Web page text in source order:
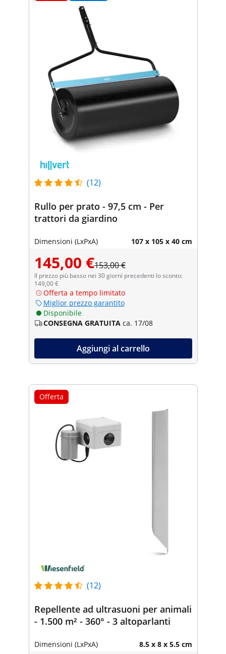
(12)
Rullo per prato - 97,5 cm - Per
trattori da giardino
Dimensioni (LxPxA) 107 x 105 x 40 cm
145,00 €153,00 €
Il prezzo più basso nei 30 giorni precedenti lo sconto:
149,00 €
Offerta a tempo limitato
Miglior prezzo garantito
Disponibile
CONSEGNA GRATUITA ca. 17/08
Aggiungi al carrello
Offerta
(12)
Repellente ad ultrasuoni per animali
- 1.500 m² - 360° - 3 altoparlanti
Dimensioni (LxPxA) 8.5 x 8 x 5.5 cm